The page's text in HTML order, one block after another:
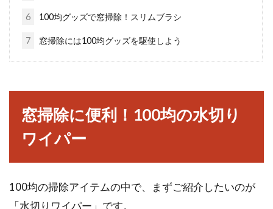
賃貸住宅や一戸建てのお宅でも「窓の雰囲気を
変えたいな」と思うことはありませんか。です
が、なか...
横長などの形状別利用方法
様々なことを決めていきます。特に間取りなど
6 100均グッズで窓掃除！スリムブラシ
7 窓掃除には100均グッズを駆使しよう
窓掃除に便利！100均の水切り
ワイパー
100均の掃除アイテムの中で、まずご紹介したいのが
「水切りワイパー」です。